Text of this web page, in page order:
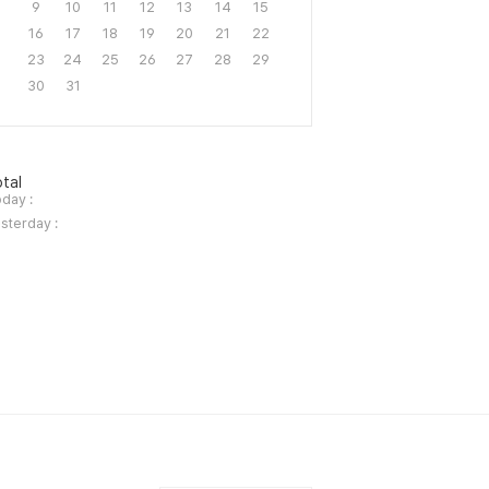
9
10 11 12 13 14
15
16
17 18 19 20 21
22
23
24 25 26 27 28
29
30
31
:
: